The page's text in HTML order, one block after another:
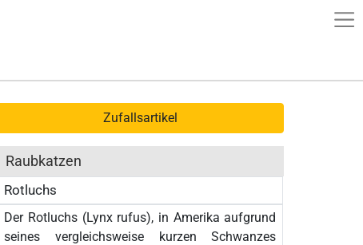
Zufallsartikel
Raubkatzen
Rotluchs
Der Rotluchs (Lynx rufus), in Amerika aufgrund
seines vergleichsweise kurzen Schwanzes